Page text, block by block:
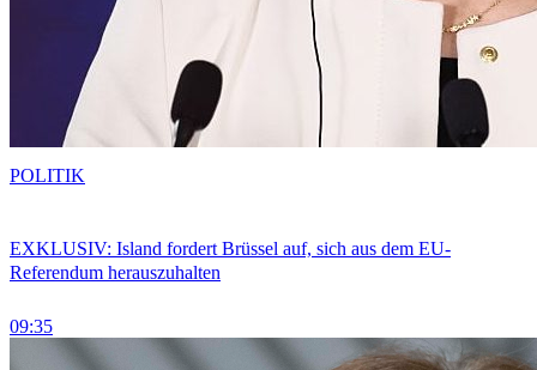
EXKLUSIV: Island fordert Brüssel auf, sich aus dem EU-
Referendum herauszuhalten
09:35
POLITIK